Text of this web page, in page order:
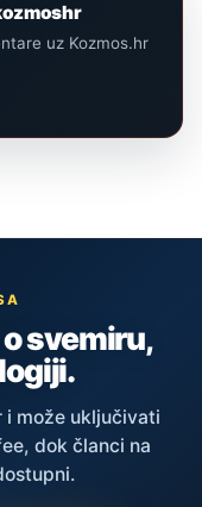
uz Kozmos.hr
svemiru,
i može uključivati
dok članci na